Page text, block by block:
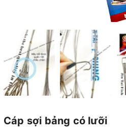
Cáp sợi bảng có lưỡi